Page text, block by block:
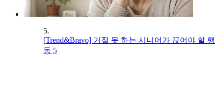
5.
[Trend&Bravo] 거절 못 하는 시니어가 끊어야 할 행
동 5